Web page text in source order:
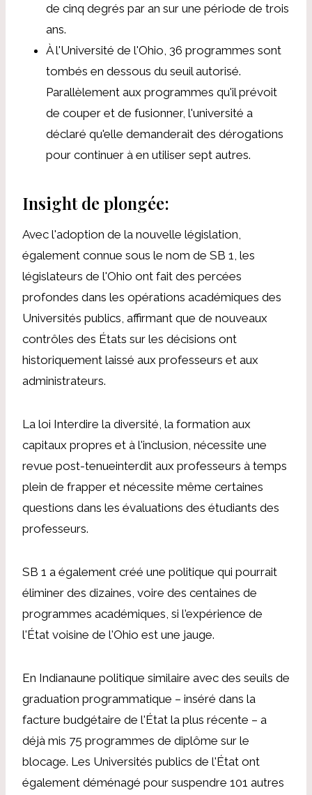
de cinq degrés par an sur une période de trois
ans.
À l'Université de l'Ohio, 36 programmes sont
tombés en dessous du seuil autorisé.
Parallèlement aux programmes qu'il prévoit
de couper et de fusionner, l'université a
déclaré qu'elle demanderait des dérogations
pour continuer à en utiliser sept autres.
Insight de plongée:
Avec l'adoption de la nouvelle législation,
également connue sous le nom de SB 1, les
législateurs de l'Ohio ont fait des percées
profondes dans les opérations académiques des
Universités publics, affirmant que de nouveaux
contrôles des États sur les décisions ont
historiquement laissé aux professeurs et aux
administrateurs.
La loi Interdire la diversité, la formation aux
capitaux propres et à l'inclusion nécessite une
revue post-tenueinterdit aux professeurs à temps
plein de frapper et nécessite même certaines
questions dans les évaluations des étudiants des
professeurs.
SB 1 a également créé une politique qui pourrait
éliminer des dizaines, voire des centaines de
programmes académiques, si l'expérience de
l'État voisine de l'Ohio est une jauge.
En Indianaune politique similaire avec des seuils de
graduation programmatique – inséré dans la
facture budgétaire de l'État la plus récente – a
déjà mis 75 programmes de diplôme sur le
blocage. Les Universités publics de l'État ont
également déménagé pour suspendre 101 autres